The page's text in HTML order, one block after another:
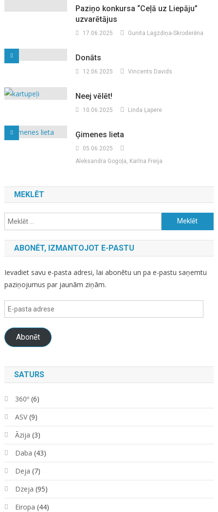
Paziņo konkursa “Ceļā uz Liepāju”
uzvarētājus
17.06.2025 Gunita Lagzdiņa-Skroderēna
Donāts
12.06.2025 Vincents Davids
Neej vēlēt!
10.06.2025 Linda Ļapere
Ģimenes lieta
05.06.2025
Aleksandra Gogoļa, Karīna Freija
MEKLĒT
Meklēt:
ABONĒT, IZMANTOJOT E-PASTU
Ievadiet savu e-pasta adresi, lai abonētu un pa e-pastu saņemtu
paziņojumus par jaunām ziņām.
E-
pasta
adrese
Abonēt
SATURS
360º(6)
ASV(9)
Āzija (3)
Daba (43)
Deja (7)
Dzeja (95)
Eiropa (44)